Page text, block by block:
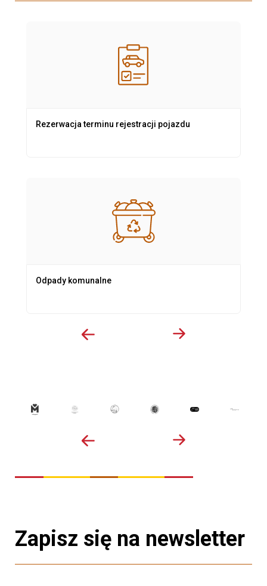
Rezerwacja terminu rejestracji pojazdu
Odpady komunalne
Zapisz się na newsletter